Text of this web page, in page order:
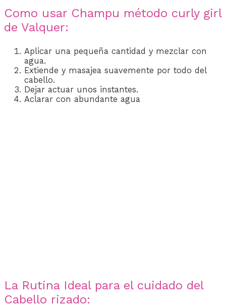
Como usar Champu método curly girl
de Valquer:
Aplicar una pequeña cantidad y mezclar con
agua.
Extiende y masajea suavemente por todo del
cabello.
Dejar actuar unos instantes.
Aclarar con abundante agua
La Rutina Ideal para el cuidado del
Cabello rizado: